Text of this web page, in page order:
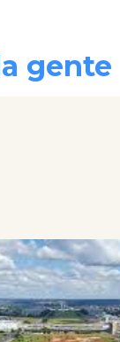
gente